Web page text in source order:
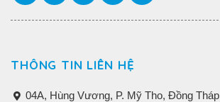
THÔNG TIN LIÊN HỆ
04A, Hùng Vương, P. Mỹ Tho, Đồng Tháp